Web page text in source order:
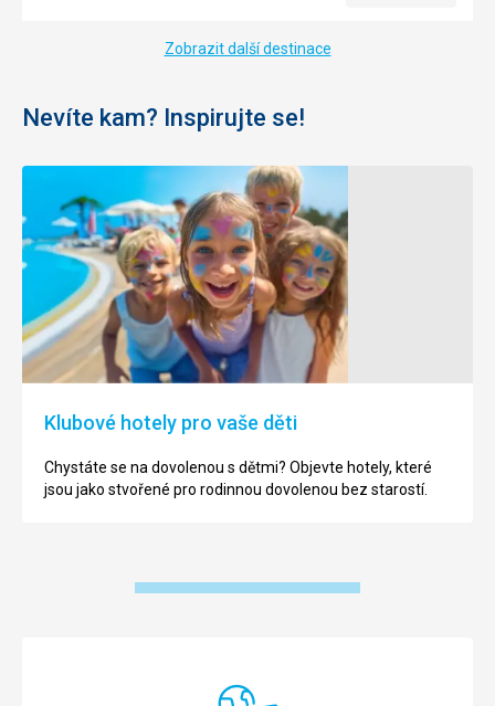
Zobrazit další destinace
Nevíte kam? Inspirujte se!
Klubové hotely pro vaše děti
Chystáte se na dovolenou s dětmi? Objevte hotely, které
jsou jako stvořené pro rodinnou dovolenou bez starostí.